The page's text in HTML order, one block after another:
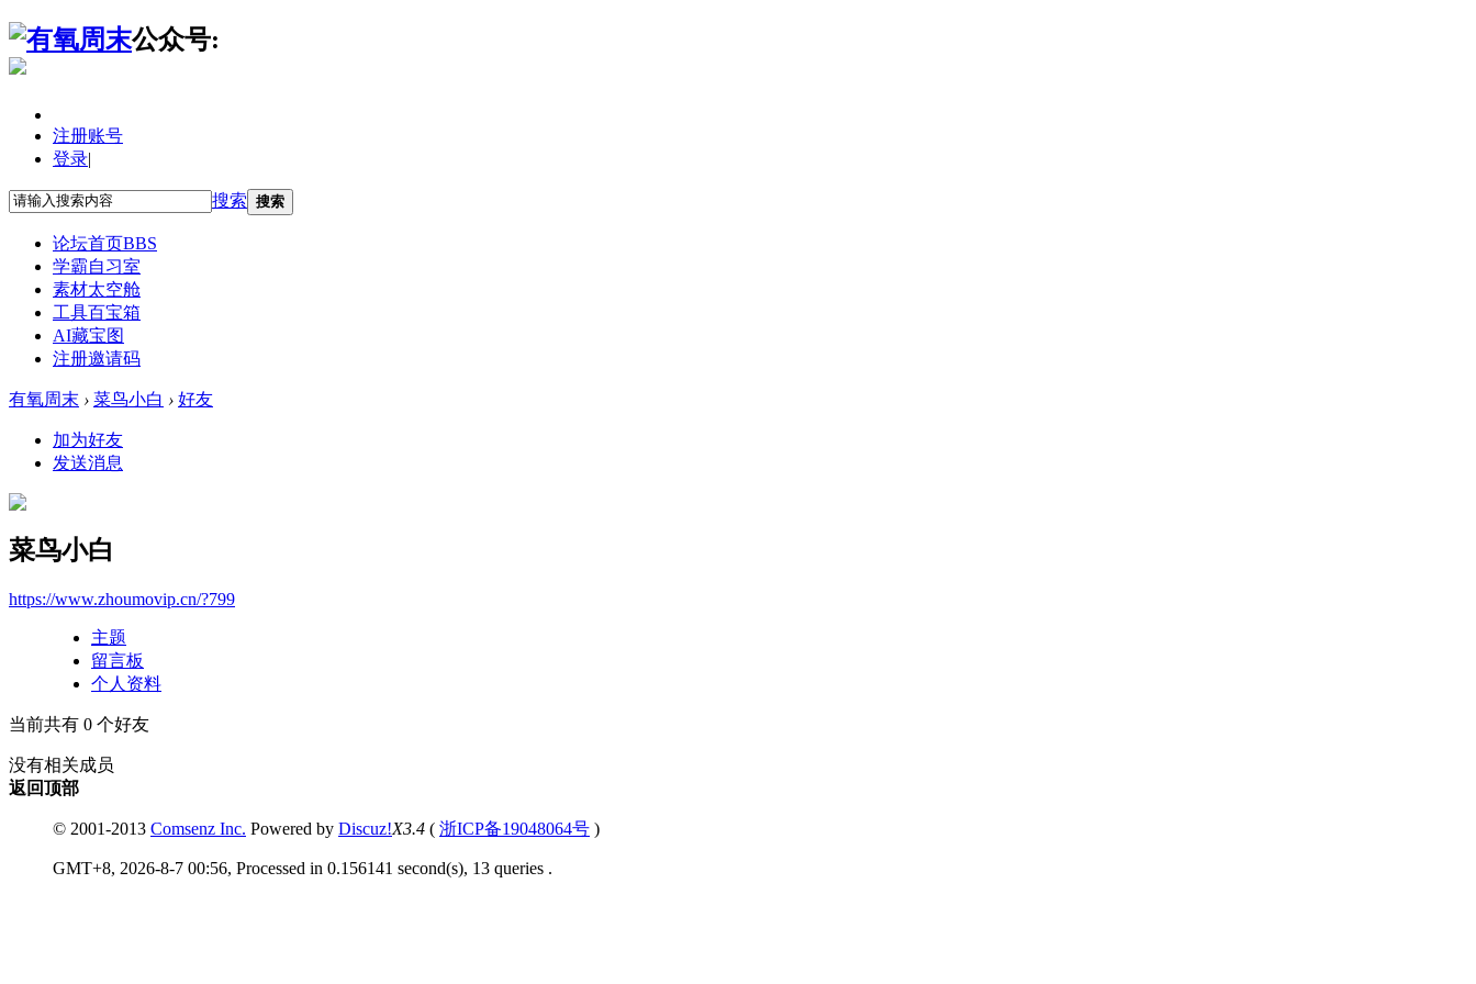
公众号:
注册账号
登录|
搜索 搜索
论坛首页BBS
学霸自习室
素材太空舱
工具百宝箱
AI藏宝图
注册邀请码
有氧周末 › 菜鸟小白 › 好友
加为好友
发送消息
菜鸟小白
https://www.zhoumovip.cn/?799
主题
留言板
个人资料
当前共有 0 个好友
没有相关成员
返回顶部
© 2001-2013 Comsenz Inc. Powered by Discuz!X3.4 ( 浙ICP备19048064号 )
GMT+8, 2026-8-7 00:56, Processed in 0.156141 second(s), 13 queries .